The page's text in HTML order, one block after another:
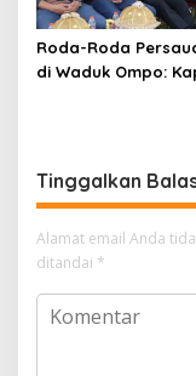
Roda-Roda
di Waduk Ompo:
Tinggalkan
Alamat email Anda
ditandai *